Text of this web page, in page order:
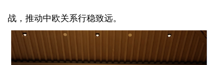
战，推动中欧关系行稳致远。